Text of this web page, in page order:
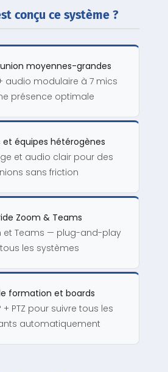
conçu ce système ?
moyennes-grandes
audio modulaire à 7 mics
présence optimale
et équipes hétérogènes
et audio clair pour des
sans friction
Zoom & Teams
et Teams — plug-and-play
les systèmes
formation et boards
PTZ pour suivre tous les
automatiquement